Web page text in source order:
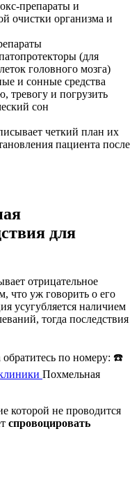
препараты и
очистки организма и
(для
головного мозга)
и сонные средства
тревогу и погрузить
сон
четкий план их
пациента после
для
отрицательное
что уж говорить о его
усугубляется наличием
тогда последствия
обратитесь по номеру: ☎️
Похмельная
которой не проводится
спровоцировать